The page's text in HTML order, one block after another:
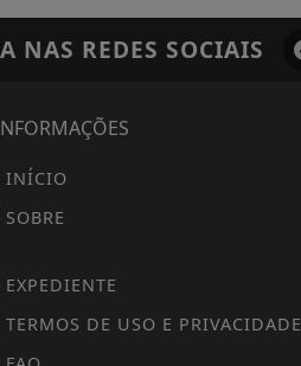
NAS REDES SOCIAIS
INÍCIO
SOBRE
EXPEDIENTE
TERMOS DE USO E PRIVACIDADE